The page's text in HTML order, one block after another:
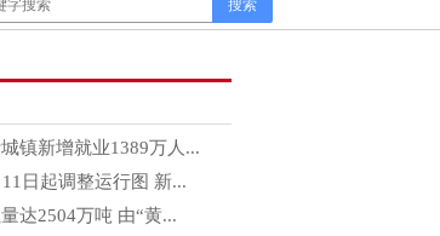
镇新增就业1389万人...
日起调整运行图 新...
达2504万吨 由“黄...